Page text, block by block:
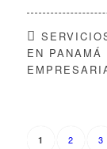
EN
1 2 3